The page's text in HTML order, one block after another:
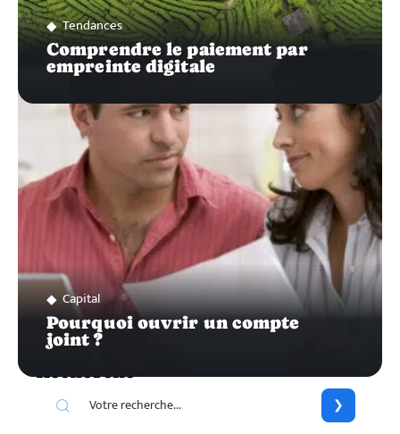
Tendances
Comprendre le paiement par
empreinte digitale
Capital
Pourquoi ouvrir un compte
joint ?
Recherche